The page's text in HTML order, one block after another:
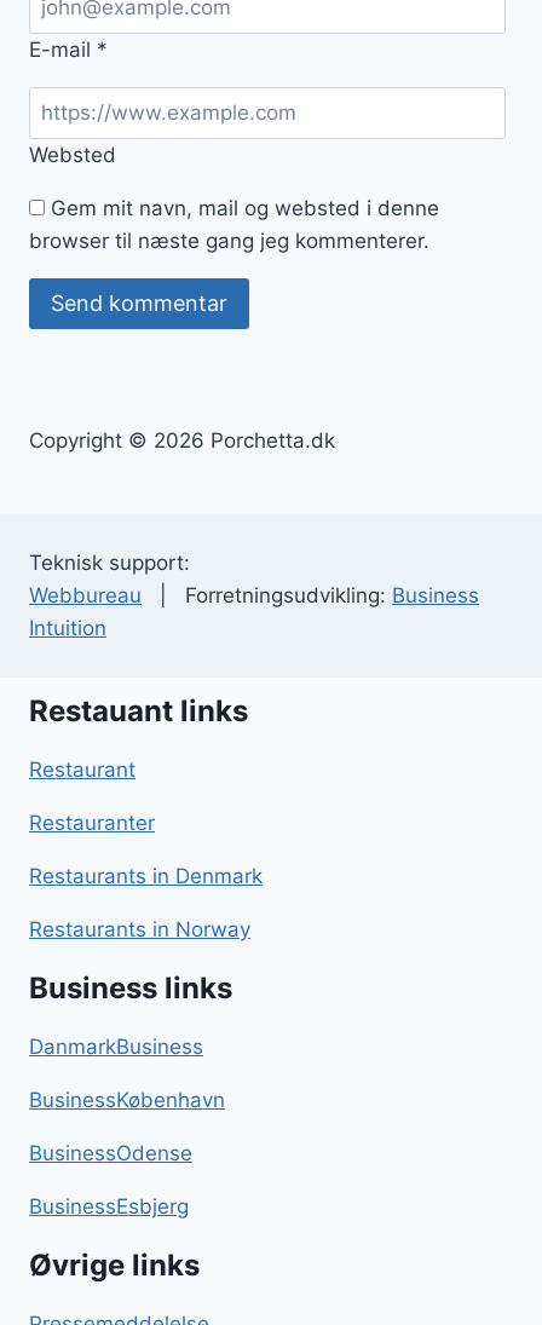
E-mail *
Websted
Gem mit navn, mail og websted i denne
browser til næste gang jeg kommenterer.
Copyright © 2026 Porchetta.dk
Teknisk support:
Webbureau | Forretningsudvikling: Business
Intuition
Restauant links
Restaurant
Restauranter
Restaurants in Denmark
Restaurants in Norway
Business links
DanmarkBusiness
BusinessKøbenhavn
BusinessOdense
BusinessEsbjerg
Øvrige links